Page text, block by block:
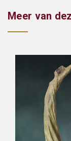
Meer van